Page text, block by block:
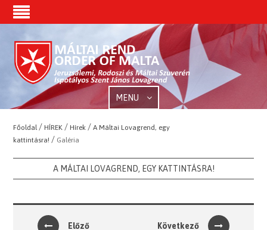
MENU
Főoldal /HÍREK /Hírek /A Máltai Lovagrend, egy
kattintásra! / Galéria
A MÁLTAI LOVAGREND, EGY KATTINTÁSRA!
Előző Következő